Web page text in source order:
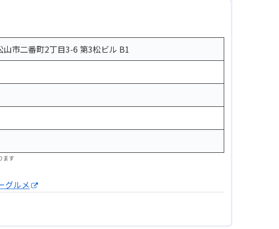
市二番町2丁目3-6 第3松ビル B1
ます
グルメ